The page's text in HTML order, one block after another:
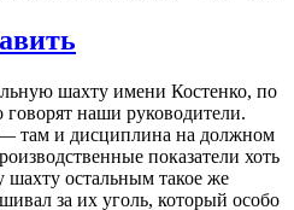
шахту имени Костенко, по
говорят наши руководители.
там и дисциплина на должном
показатели хоть
остальным такое же
за их уголь, который особо